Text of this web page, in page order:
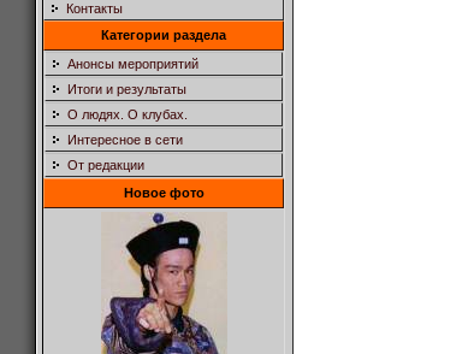
Контакты
Категории раздела
Анонсы мероприятий
Итоги и результаты
О людях. О клубах.
Интересное в сети
От редакции
Новое фото